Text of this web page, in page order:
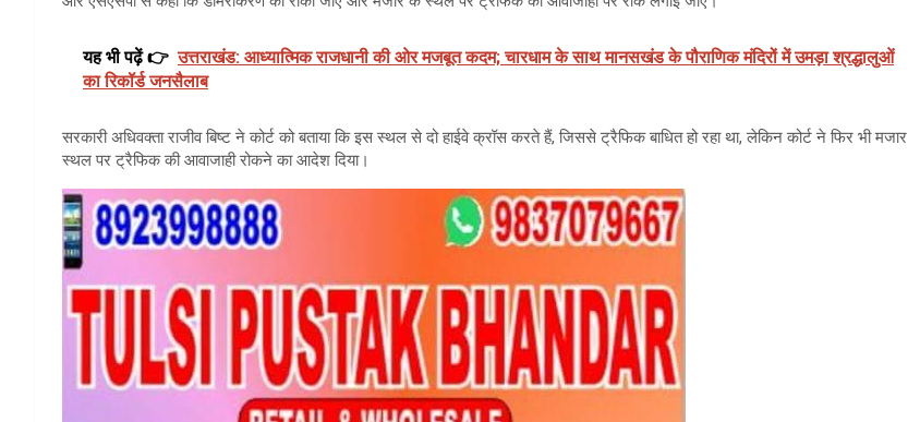
यह भी पढ़ें 👉 उत्तराखंड: आध्यात्मिक राजधानी की ओर मजबूत कदम; चारधाम के साथ मानसखंड के पौराणिक मंदिरों में उमड़ा श्रद्धालुओं
का रिकॉर्ड जनसैलाब
सरकारी अधिवक्ता राजीव बिष्ट ने कोर्ट को बताया कि इस स्थल से दो हाईवे क्रॉस करते हैं, जिससे ट्रैफिक बाधित हो रहा था, लेकिन कोर्ट ने फिर भी मजार
स्थल पर ट्रैफिक की आवाजाही रोकने का आदेश दिया।